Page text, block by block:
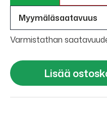
Myymäläsaatavuus
Varmistathan
Lisää